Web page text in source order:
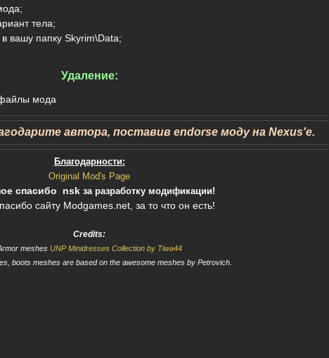
тела;
вашу папку Skyrim\Data;
Удаление:
мода
автора, поставив endorse моду на Nexus'e.
Благодарности:
Original Mod's Page
спасибо nsk за разработку модификации!
сайту Modgames.net, за то что он есть!
Credits:
meshes UNP Minidresses Collection by Tiwa44
boots meshes are based on the awesome meshes by Petrovich.